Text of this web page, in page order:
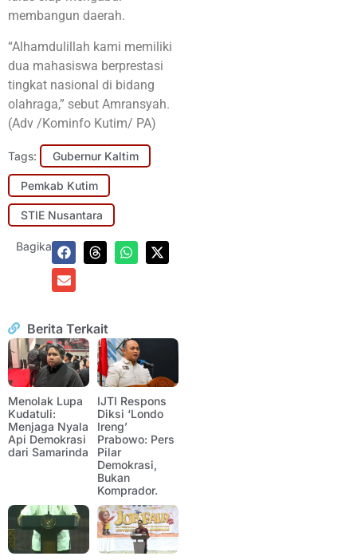
membangun daerah.
“Alhamdulillah kami memiliki
dua mahasiswa berprestasi
tingkat nasional di bidang
olahraga,” sebut Amransyah.
(Adv /Kominfo Kutim/ PA)
Tags: Gubernur Kaltim
Pemkab Kutim
STIE Nusantara
Bagikan:
Berita Terkait
Menolak Lupa
Kudatuli:
Menjaga Nyala
Api Demokrasi
dari Samarinda
IJTI Respons
Diksi ‘Londo
Ireng’
Prabowo: Pers
Pilar
Demokrasi,
Bukan
Komprador.